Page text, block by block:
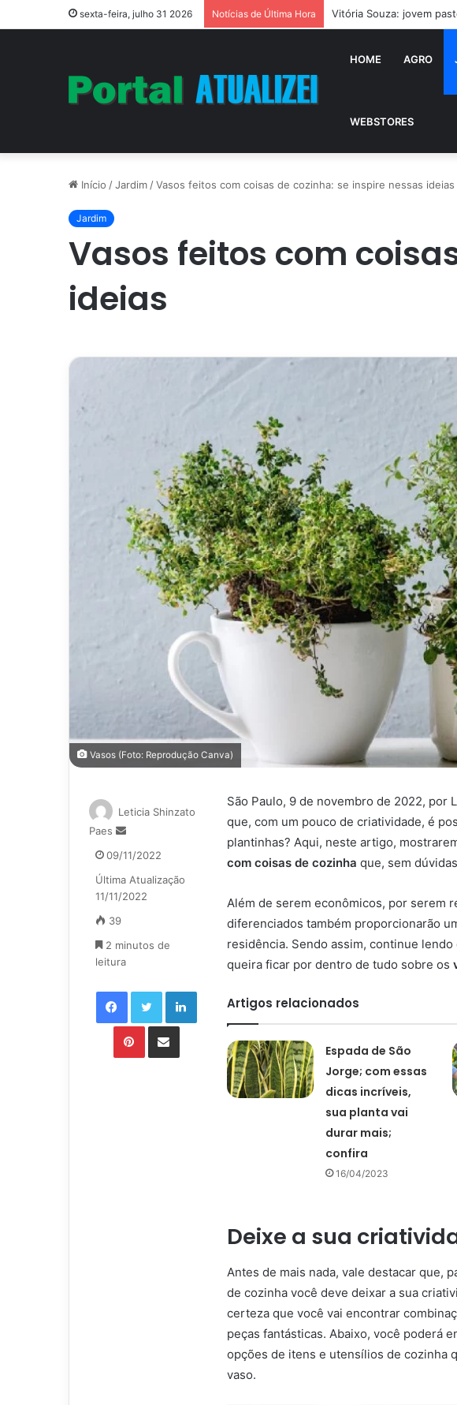
sexta-feira, julho 31 2026 Notícias de Última Hora Vitória Souza: jovem
HOME AGRO
WEBSTORES
Início /Jardim /Vasos feitos com coisas de cozinha: se inspire nessas ideias
Jardim
Vasos feitos com
ideias
Vasos (Foto: Reprodução Canva)
São Paulo, 9 de novembro de 2022, por
que, com um pouco de criatividade, é
plantinhas? Aqui, neste artigo,
com coisas de cozinha que, sem
Além de serem econômicos, por serem
diferenciados também proporcionarão
residência. Sendo assim, continue
queira ficar por dentro de tudo sobre os
Artigos relacionados
Espada de São
Jorge; com essas
dicas incríveis,
sua planta vai
durar mais;
confira
16/04/2023
Deixe a sua
Antes de mais nada, vale destacar que,
de cozinha você deve deixar a sua
certeza que você vai encontrar
peças fantásticas. Abaixo, você poderá
opções de itens e utensílios de cozinha
vaso.
Leticia Shinzato
Paes
Mande
e-
mail
09/11/2022
Última Atualização
11/11/2022
39
2 minutos de
leitura
FacebookTwitterLinkedin
PinterestCompartilhar via e-mail